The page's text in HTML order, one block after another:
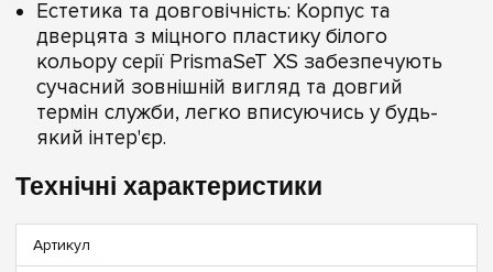
Естетика та довговічність: Корпус та
дверцята з міцного пластику білого
кольору серії PrismaSeT XS забезпечують
сучасний зовнішній вигляд та довгий
термін служби, легко вписуючись у будь-
який інтер'єр.
Технічні характеристики
Артикул